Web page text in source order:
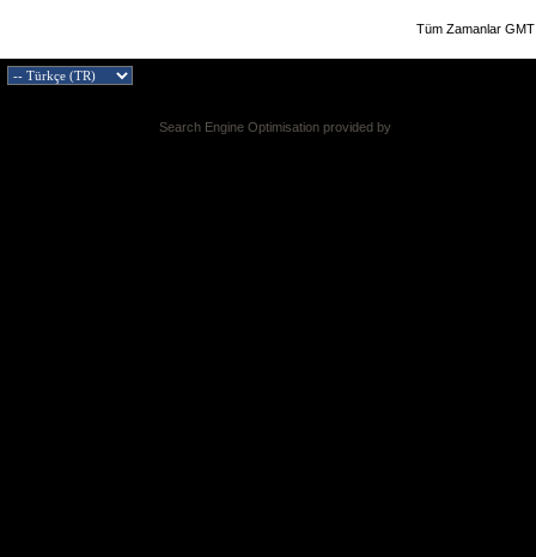
Tüm Zamanlar
Search Engine Optimisation provided by